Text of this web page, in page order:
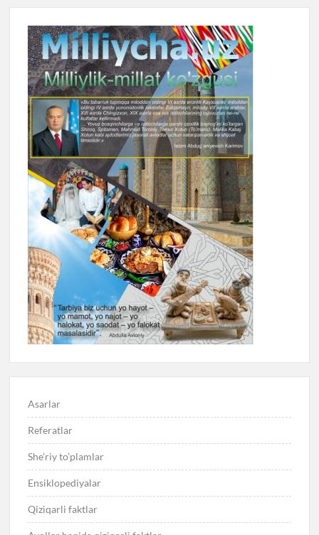
Asarlar
Referatlar
She’riy to’plamlar
Ensiklopediyalar
Qiziqarli faktlar